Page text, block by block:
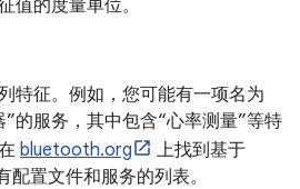
值的度量单位。
特征。例如，您可能有一项名为
”的服务，其中包含“心率测量”等特
bluetooth.org
上找到基于
配置文件和服务的列表。